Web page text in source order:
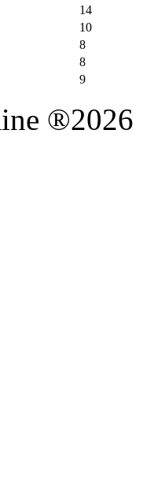
14
10
8
8
9
®2026